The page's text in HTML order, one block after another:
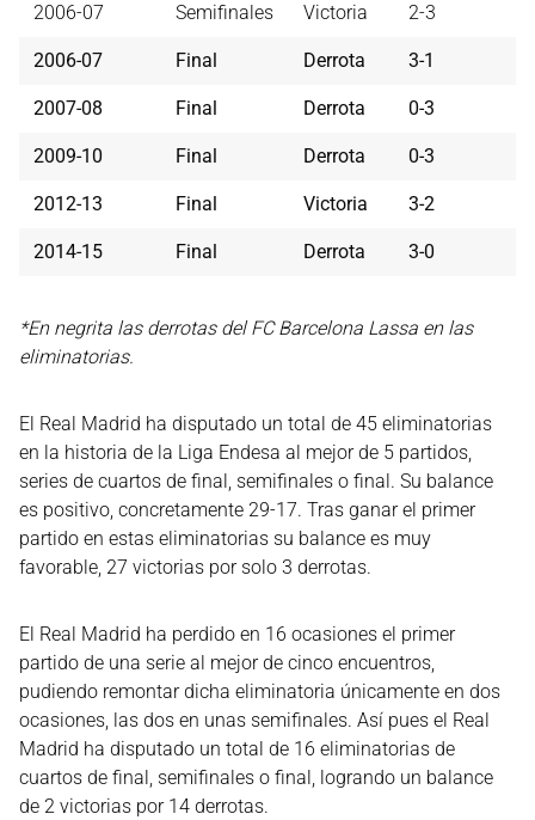
2006-07 Semifinales Victoria 2-3
2006-07 Final Derrota 3-1
2007-08 Final Derrota 0-3
2009-10 Final Derrota 0-3
2012-13 Final Victoria 3-2
2014-15 Final Derrota 3-0
*En negrita las derrotas del FC Barcelona Lassa en las
eliminatorias.
El Real Madrid ha disputado un total de 45 eliminatorias
en la historia de la Liga Endesa al mejor de 5 partidos,
series de cuartos de final, semifinales o final. Su balance
es positivo, concretamente 29-17. Tras ganar el primer
partido en estas eliminatorias su balance es muy
favorable, 27 victorias por solo 3 derrotas.
El Real Madrid ha perdido en 16 ocasiones el primer
partido de una serie al mejor de cinco encuentros,
pudiendo remontar dicha eliminatoria únicamente en dos
ocasiones, las dos en unas semifinales. Así pues el Real
Madrid ha disputado un total de 16 eliminatorias de
cuartos de final, semifinales o final, logrando un balance
de 2 victorias por 14 derrotas.